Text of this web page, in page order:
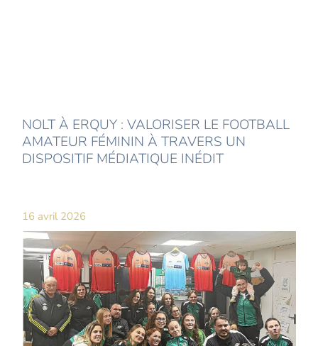
NOLT À ERQUY : VALORISER LE FOOTBALL
AMATEUR FÉMININ À TRAVERS UN
DISPOSITIF MÉDIATIQUE INÉDIT
16 avril 2026